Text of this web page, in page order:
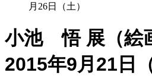
月26日（土）
小池 悟 展（絵
2015年9月21日